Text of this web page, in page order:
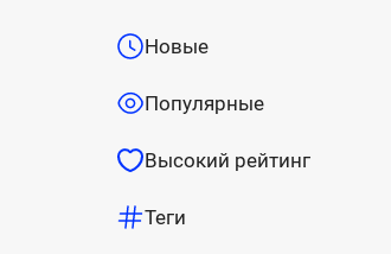
Новые
Популярные
Высокий рейтинг
Теги